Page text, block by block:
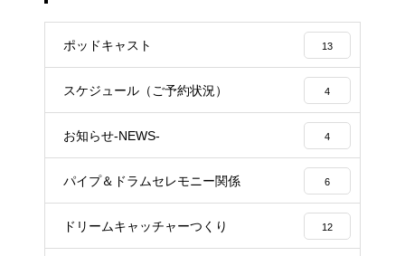
ポッドキャスト 13
スケジュール（ご予約状況） 4
お知らせ-NEWS- 4
パイプ＆ドラムセレモニー関係 6
ドリームキャッチャーつくり 12